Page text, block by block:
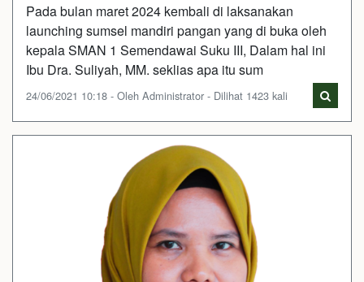
Pada bulan maret 2024 kembali di laksanakan
launching sumsel mandiri pangan yang di buka oleh
kepala SMAN 1 Semendawai Suku III, Dalam hal ini
Ibu Dra. Suliyah, MM. seklias apa itu sum
24/06/2021 10:18 - Oleh Administrator - Dilihat 1423 kali